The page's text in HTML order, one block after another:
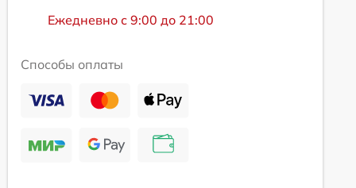
Ежедневно с 9:00 до 21:00
Способы оплаты